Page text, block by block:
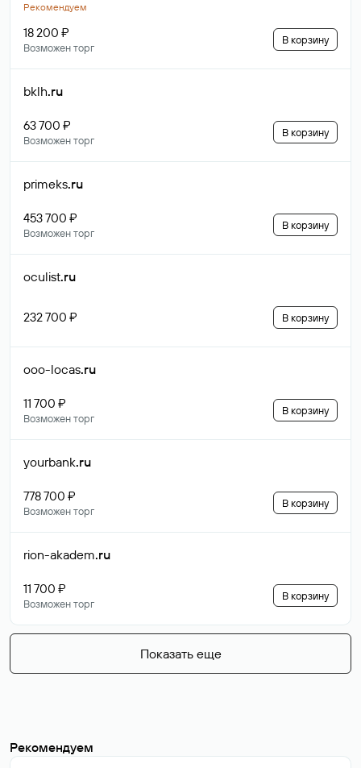
Рекомендуем
18 200 ₽
Возможен торг
В корзину
bklh.ru
63 700 ₽
Возможен торг
В корзину
primeks.ru
453 700 ₽
Возможен торг
В корзину
oculist.ru
232 700 ₽ В корзину
ooo-locas.ru
11 700 ₽
Возможен торг
В корзину
yourbank.ru
778 700 ₽
Возможен торг
В корзину
rion-akadem.ru
11 700 ₽
Возможен торг
В корзину
Показать еще
Рекомендуем